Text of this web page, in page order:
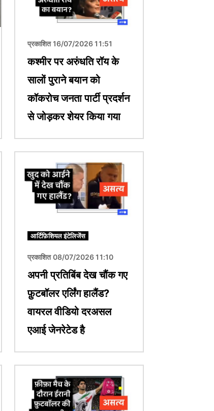
प्रकाशित 16/07/2026 11:51
कश्मीर पर अरुंधति रॉय के
सालों पुराने बयान को
कॉकरोच जनता पार्टी प्रदर्शन
से जोड़कर शेयर किया गया
आर्टिफ़िशियल इंटेलिजेंस
प्रकाशित 08/07/2026 11:10
अपनी प्रतिबिंब देख चौंक गए
फ़ुटबॉलर एर्लिंग हालैंड?
वायरल वीडियो दरअसल
एआई जेनरेटेड है